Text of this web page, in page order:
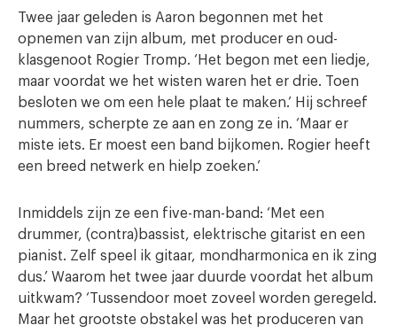
Twee jaar geleden is Aaron begonnen met het
opnemen van zijn album, met producer en oud-
klasgenoot Rogier Tromp. ‘Het begon met een liedje,
maar voordat we het wisten waren het er drie. Toen
besloten we om een hele plaat te maken.’ Hij schreef
nummers, scherpte ze aan en zong ze in. ‘Maar er
miste iets. Er moest een band bijkomen. Rogier heeft
een breed netwerk en hielp zoeken.’
Inmiddels zijn ze een five-man-band: ‘Met een
drummer, (contra)bassist, elektrische gitarist en een
pianist. Zelf speel ik gitaar, mondharmonica en ik zing
dus.’ Waarom het twee jaar duurde voordat het album
uitkwam? ‘Tussendoor moet zoveel worden geregeld.
Maar het grootste obstakel was het produceren van